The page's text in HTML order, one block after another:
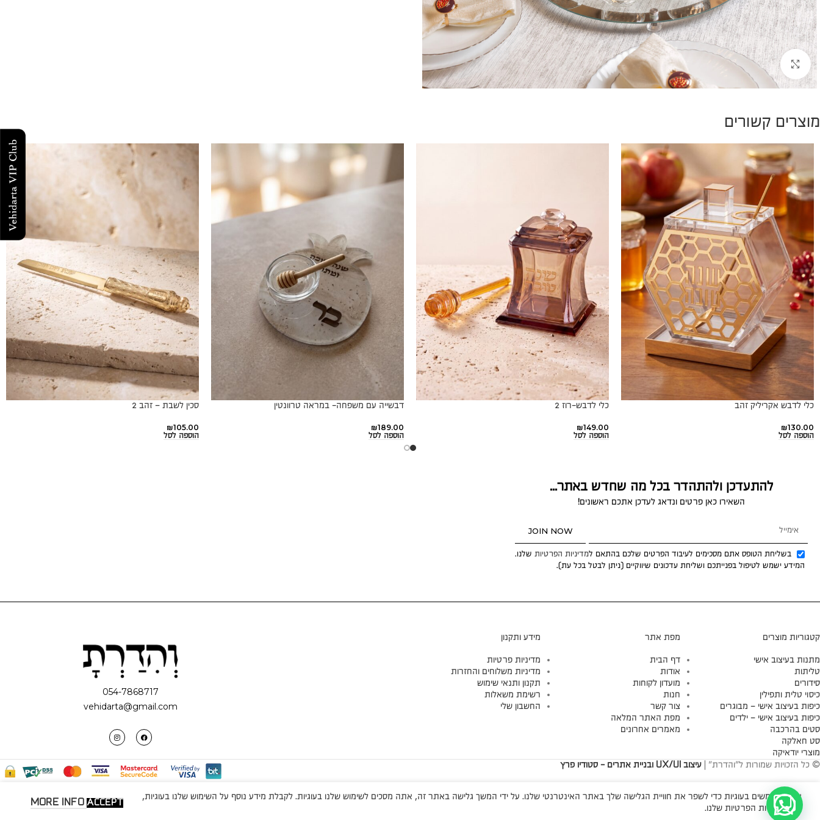
להגדלת התמונה
מוצרים קשורים
כלי לדבש אקריליק זהב
₪130.00
הוספה לסל
כלי לדבש-רוז 2
₪149.00
הוספה לסל
דבשייה עם משפחה- במראה טרוונטין
₪189.00
הוספה לסל
סכין לשבת – זהב 2
₪105.00
הוספה לסל
להתעדכן ולהתהדר בכל מה שחדש באתר...
השאירו כאן פרטים ונדאג לעדכן אתכם ראשונים!
בשליחת הטופס אתם מסכימים לעיבוד הפרטים שלכם בהתאם למדיניות הפרטיות שלנו.
המידע ישמש לטיפול בפנייתכם ושליחת עדכונים שיווקיים (ניתן לבטל בכל עת).
JOIN NOW
קטגוריות מוצרים
מתנות בעיצוב אישי
טליתות
סידורים
כיסוי טלית ותפילין
כיפות בעיצוב אישי – מבוגרים
כיפות בעיצוב אישי – ילדים
סטים בהרכבה
סט חאלקה
מוצרי יודאיקה
מפת אתר
דף הבית
אודות
מועדון לקוחות
חנות
צור קשר
מפת האתר המלאה
מאמרים אחרונים
מידע ותקנון
מדיניות פרטיות
מדיניות משלוחים והחזרות
תקנון ותנאי שימוש
רשימת משאלות
החשבון שלי
054-7868717
vehidarta@gmail.com
© כל הזכויות שמורות ל"והדרת" | עיצוב UX/UI ובניית אתרים - סטודיו פרץ
אנו משתמשים בעוגיות כדי לשפר את חוויית הגלישה שלך באתר האינטרנטי שלנו. על ידי המשך גלישה באתר זה, אתה מסכים לשימוש שלנו בעוגיות. לקבלת מידע נוסף על השימוש שלנו בעוגיות,
עיין במדיניות הפרטיות שלנו.
MORE INFO ACCEPT